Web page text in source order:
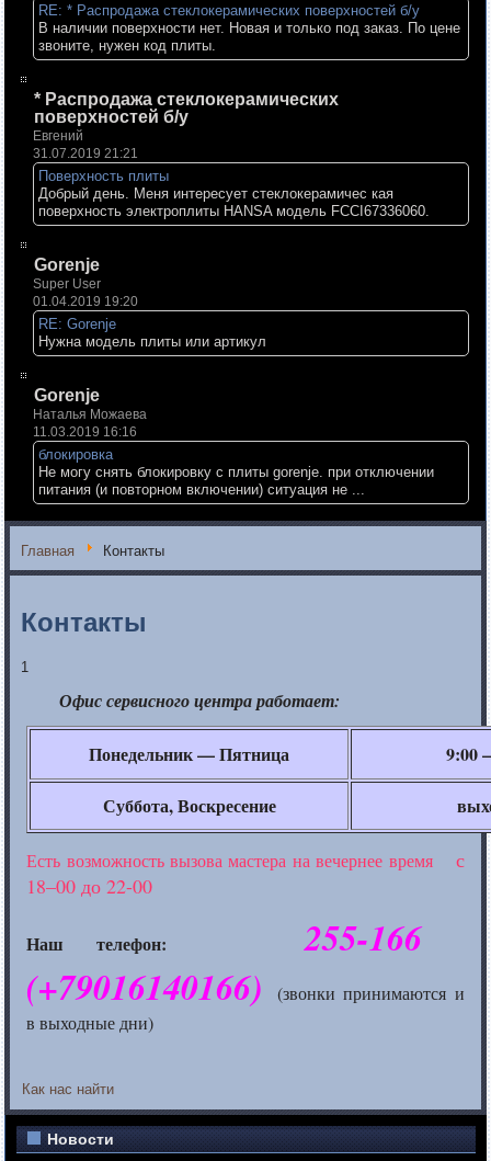
RE: * Распродажа стеклокерамических поверхностей б/у
В наличии поверхности нет. Новая и только под заказ. По цене
звоните, нужен код плиты.
* Распродажа стеклокерамических
поверхностей б/у
Евгений
31.07.2019 21:21
Поверхность плиты
Добрый день. Меня интересует стеклокерамичес кая
поверхность электроплиты HANSA модель FCCI67336060.
Gorenje
Super User
01.04.2019 19:20
RE: Gorenje
Нужна модель плиты или артикул
Gorenje
Наталья Можаева
11.03.2019 16:16
блокировка
Не могу снять блокировку с плиты gorenje. при отключении
питания (и повторном включении) ситуация не ...
Главная Контакты
Контакты
1
Офис сервисного центра работает:
Понедельник —Пятница 9:00
Суббота, Воскресение
Есть возможность вызова мастера на вечернее времяс
18–00 до 22-00
Наш телефон:
255-166
(+79016140166)
(звонки принимаются и
в выходные дни)
Как нас найти
Новости